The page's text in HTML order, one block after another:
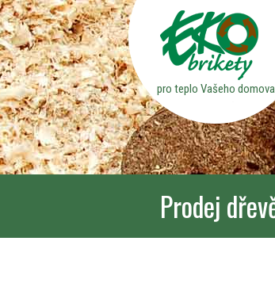
pro teplo Vašeho domova
Prodej